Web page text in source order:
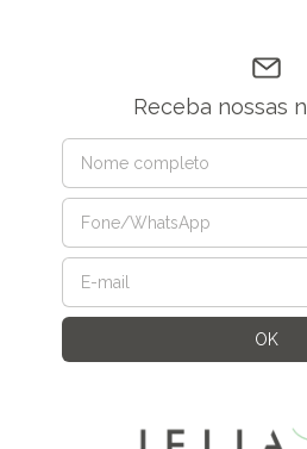
Receba nossas